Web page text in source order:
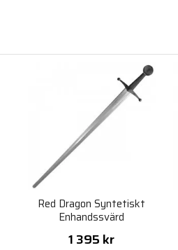
Red Dragon Syntetiskt
Enhandssvärd
1 395 kr